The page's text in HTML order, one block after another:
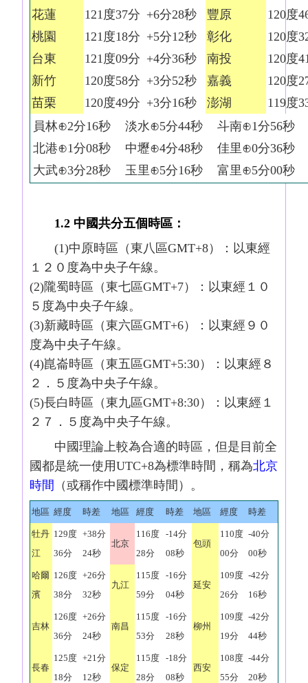
花蓮
121度37分 +6分28秒 豐原
120度
桃園
121度18分 +5分12秒 彰化
120度
台東
121度09分 +4分36秒 南投
120度
新竹
120度58分 +3分52秒 嘉義
120度
苗栗
120度49分 +3分16秒 澎湖
119度
員林⊕2分16秒
淡水⊕5分44秒
斗南⊕1分56秒
北港⊕1分08秒
中壢⊕4分48秒
佳里⊕0分36秒
大武⊕3分28秒
玉里⊕5分16秒 富里⊕5分00秒
1.2 中國共分五個時區：
(1)中原時區（東八區GMT+8）：以東經
１２０度為中央子午線。
(2)隴蜀時區（東七區GMT+7）：以東經１０
５度為中央子午線。
(3)新藏時區（東六區GMT+6）：以東經９０
度為中央子午線。
(4)崑崙時區（東五區GMT+5:30）：以東經８
２．５度為中央子午線。
(5)長白時區（東九區GMT+8:30）：以東經１
２７．５度為中央子午線。
中國理論上較為合適的時區，但是目前全
國都是統一使用UTC+8為標準時間，稱為北京
時間 （或稱作中國標準時間）。
地區 經度 時差 地區 經度 時差 地區 經度 時差
牡丹
江
129度
36分
+38分
24秒
北京
116度
28分
-14分
08秒
包頭
110度
00分
-40分
00秒
哈爾
濱
126度
38分
+26分
32秒
九江
115度
59分
-16分
04秒
延安
109度
26分
-42分
16秒
吉林
126度
36分
+26分
24秒
南昌
115度
53分
-16分
28秒
柳州
109度
19分
-42分
44秒
長春
125度
18分
+21分
12秒
保定
115度
28分
-18分
08秒
西安
108度
55分
-44分
20秒